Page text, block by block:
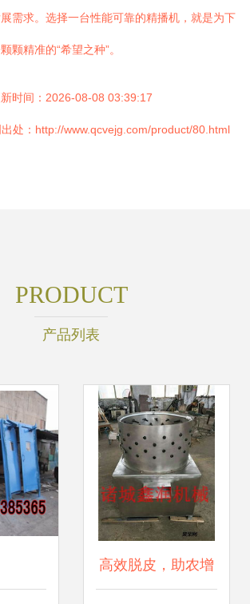
需求。选择一台性能可靠的精播机，就是为下
颗精准的“希望之种”。
时间：2026-08-08 03:39:17
处：http://www.qcvejg.com/product/80.html
PRODUCT
产品列表
高效脱皮，助农增